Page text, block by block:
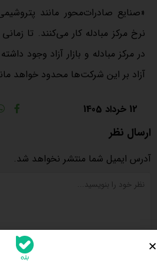
«صنایع صادرات‌محور مانند
نرخ مرکز مبادله کار می‌کنند. تا
در مرکز مبادله و بازار آزاد وجود
آزاد بر این شرکت‎‌‌ها محدود خواهد ماند.»
12 خرداد 1405
ارسال نظر
آدرس ایمیل شما منتشر نخواهد شد.